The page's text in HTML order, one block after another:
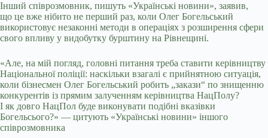
Інший співрозмовник, пишуть «Українські новини», заявив,
що це вже нібито не перший раз, коли Олег Богельський
використовує незаконні методи в операціях з розширення сфери
свого впливу у видобутку бурштину на Рівнещині.
«Але, на мій погляд, головні питання треба ставити керівництву
Національної поліції: наскільки взагалі є прийнятною ситуація,
коли бізнесмен Олег Богельський робить „закази“ по знищенню
конкурентів із прямим залученням керівництва НацПолу?
І як довго НацПол буде виконувати подібні вказівки
Богельсього?» — цитують «Українські новини» іншого
співрозмовника